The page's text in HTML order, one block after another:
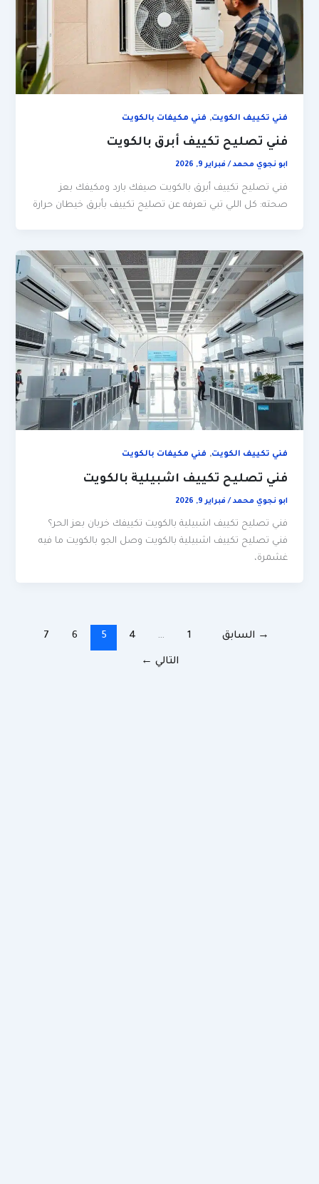
فني تكييف الكويت, فني مكيفات بالكويت
فني تصليح تكييف أبرق بالكويت
ابو نجوي محمد/فبراير 9, 2026
فني تصليح تكييف أبرق بالكويت صيفك بارد ومكيفك بعز
صحته: كل اللي تبي تعرفه عن تصليح تكييف بأبرق خيطان حرارة
فني تكييف الكويت, فني مكيفات بالكويت
فني تصليح تكييف اشبيلية بالكويت
ابو نجوي محمد/فبراير 9, 2026
فني تصليح تكييف اشبيلية بالكويت تكييفك خربان بعز الحر؟
فني تصليح تكييف اشبيلية بالكويت وصل الجو بالكويت ما فيه
غشمرة،
→ السابق 1
…
4
5
6
7
التالي ←